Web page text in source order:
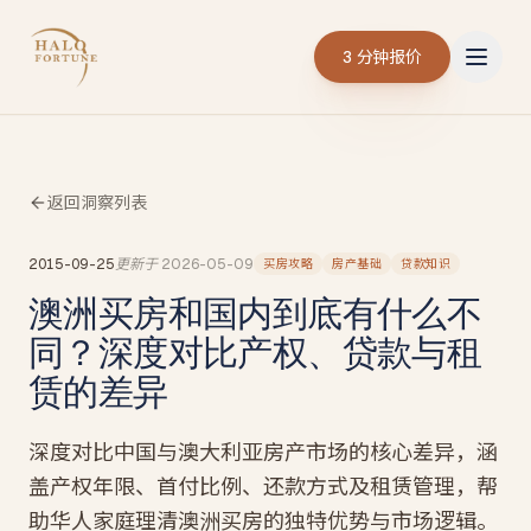
3 分钟报价
返回洞察列表
2015-09-25更新于 2026-05-09 买房攻略 房产基础 贷款知识
澳洲买房和国内到底有什么不
同？深度对比产权、贷款与租
赁的差异
深度对比中国与澳大利亚房产市场的核心差异，涵
盖产权年限、首付比例、还款方式及租赁管理，帮
助华人家庭理清澳洲买房的独特优势与市场逻辑。